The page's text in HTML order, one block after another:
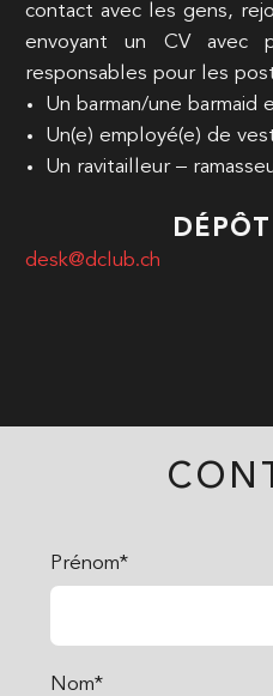
contact avec les gens,
envoyant un CV avec
responsables pour les
Un barman/une barmaid
Un(e) employé(e) de
Un ravitailleur –
desk@dclub.ch
Prénom*
Nom*